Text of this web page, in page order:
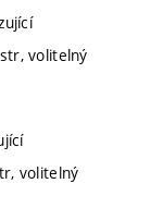
volitelný
volitelný